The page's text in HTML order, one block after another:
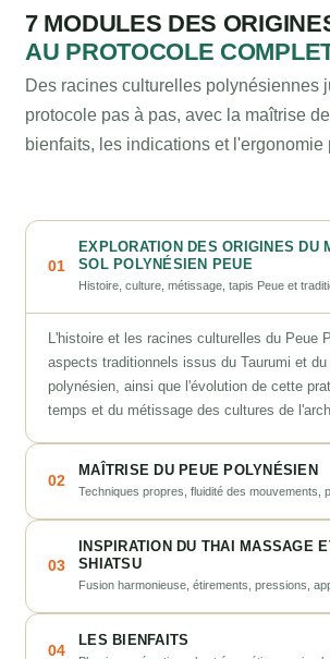
7 MODULES DES
AU PROTOCOLE
Des racines culturelles polynésiennes
protocole pas à pas, avec la maîtrise
bienfaits, les indications et l'ergonomie
01
EXPLORATION DES ORIGINES DU
SOL POLYNÉSIEN PEUE
Histoire, culture, métissage, tapis Peue et
L'histoire et les racines culturelles du Peue
aspects traditionnels issus du Taurumi et du
polynésien, ainsi que l'évolution de cette
temps et du métissage des cultures de
02
MAÎTRISE DU PEUE POLYNÉSIEN
Techniques propres, fluidité des mouvements,
03
INSPIRATION DU THAI MASSAGE
SHIATSU
Fusion harmonieuse, étirements, pressions,
04
LES BIENFAITS